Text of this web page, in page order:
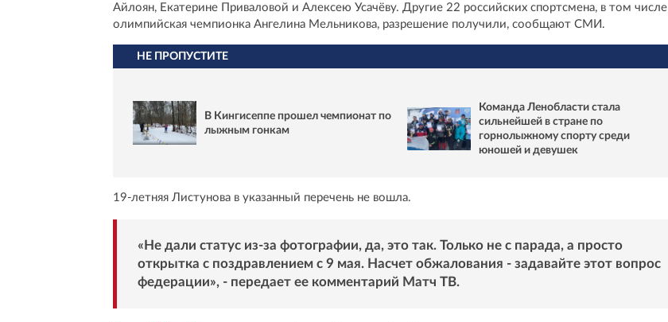
Айлоян, Екатерине Приваловой и Алексею Усачёву. Другие 22 российских спортсмена, в том числе
олимпийская чемпионка Ангелина Мельникова, разрешение получили, сообщают СМИ.
НЕ ПРОПУСТИТЕ
В Кингисеппе прошел чемпионат по
лыжным гонкам
Команда Ленобласти стала
сильнейшей в стране по
горнолыжному спорту среди
юношей и девушек
19-летняя Листунова в указанный перечень не вошла.
«Не дали статус из-за фотографии, да, это так. Только не с парада, а просто
открытка с поздравлением с 9 мая. Насчет обжалования - задавайте этот вопрос
федерации», - передаетее комментарий Матч ТВ.